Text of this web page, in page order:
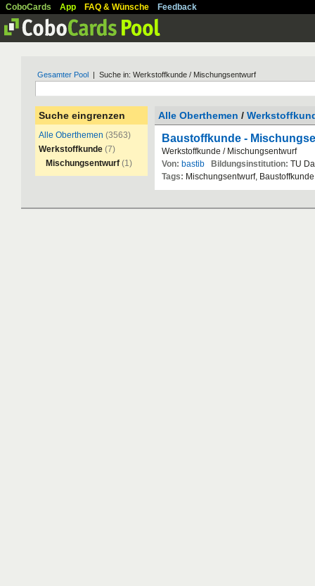
CoboCards App FAQ & Wünsche Feedback
Gesamter Pool | Suche in: Werkstoffkunde / Mischungsentwurf
Suche eingrenzen
Alle Oberthemen (3563)
Werkstoffkunde (7)
Mischungsentwurf (1)
Alle Oberthemen /
Baustoffkunde -
Werkstoffkunde / Mischungsentwurf
Von: bastib Bildungsinstitution: TU
Tags: Mischungsentwurf, Baustoffkunde